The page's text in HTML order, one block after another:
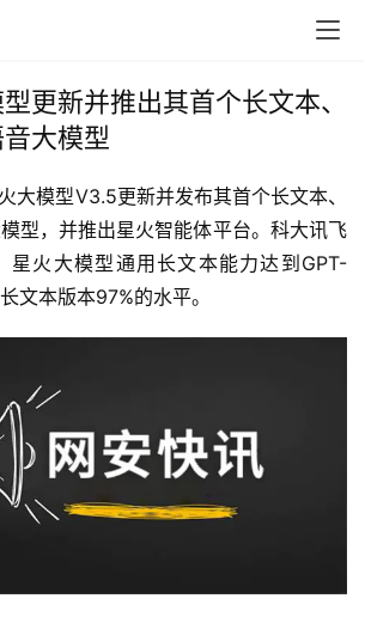
更新并推出其首个长文本、
大模型
大模型V3.5更新并发布其首个长文本、
型，并推出星火智能体平台。科大讯飞
星火大模型通用长文本能力达到GPT-
文本版本97%的水平。